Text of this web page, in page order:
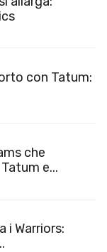
con Tatum:
che
e...
i Warriors: